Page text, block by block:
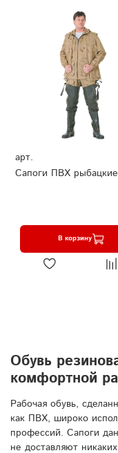
арт.
Сапоги ПВХ рыбацкие
В корзину
Обувь
комфортной
Рабочая обувь,
как ПВХ, широко
профессий. Сапоги
не доставляют